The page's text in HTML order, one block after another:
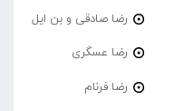
رضا صادقی و بن ایل
رضا عسگری
رضا فرنام